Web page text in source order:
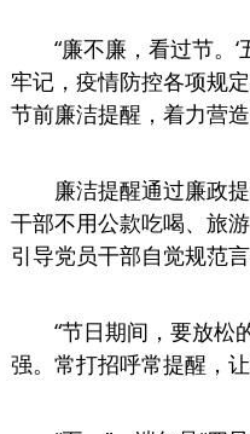
“廉不廉，看过节。
牢记，疫情防控各项规
节前廉洁提醒，着力营造
廉洁提醒通过廉政
干部不用公款吃喝、旅
引导党员干部自觉规范言
“节日期间，要放松
强。常打招呼常提醒，